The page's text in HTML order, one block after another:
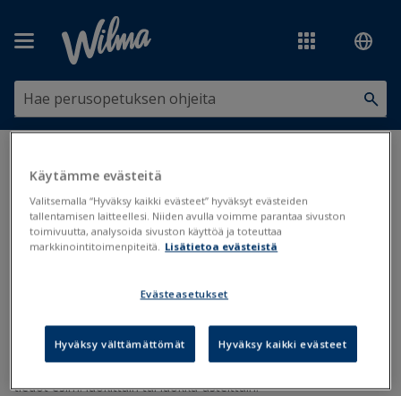
jakaumat ja yhteenvedot>
Kotikunta- ja sukupuolijakaumat
Oppilaiden kotikunta- ja sukupuolijakaumat saadaan
Primuksesta valmiina taulukkoina. Jakaumaan voidaan hakea
tiedot esim. luokittain tai luokka-asteittain.
Käytämme evästeitä
Valitsemalla “Hyväksy kaikki evästeet” hyväksyt evästeiden
tallentamisen laitteellesi. Niiden avulla voimme parantaa sivuston
toimivuutta, analysoida sivuston käyttöä ja toteuttaa
markkinointitoimenpiteitä. Lisätietoa evästeistä
Evästeasetukset
Hyväksy välttämättömät Hyväksy kaikki evästeet